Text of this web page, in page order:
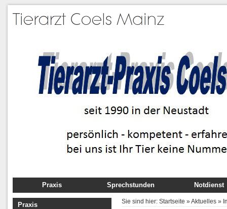
Praxis
Das Team
Sprechstunden Notdienst
Praxis
Sie sind hier: Startseite »Aktuelles »